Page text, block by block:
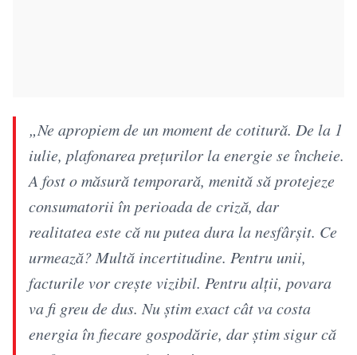
„Ne apropiem de un moment de cotitură. De la 1
iulie, plafonarea prețurilor la energie se încheie.
A fost o măsură temporară, menită să protejeze
consumatorii în perioada de criză, dar
realitatea este că nu putea dura la nesfârșit. Ce
urmează? Multă incertitudine. Pentru unii,
facturile vor crește vizibil. Pentru alții, povara
va fi greu de dus. Nu știm exact cât va costa
energia în fiecare gospodărie, dar știm sigur că